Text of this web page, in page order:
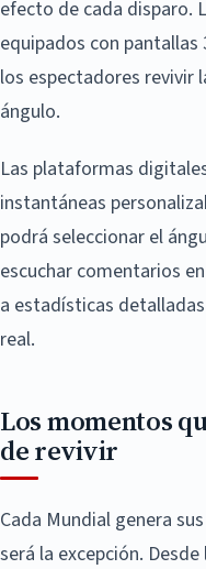
efecto de cada disparo.
equipados con
los espectadores revivir
ángulo.
Las plataformas
instantáneas
podrá seleccionar el
escuchar comentarios
a estadísticas
real.
Los momentos
de revivir
Cada Mundial genera
será la excepción.